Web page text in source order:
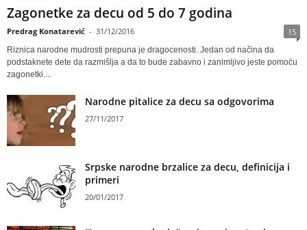
Zagonetke za decu od 5 do 7 godina
Predrag Konatarević - 31/12/2016 15
Riznica narodne mudrosti prepuna je dragocenosti. Jedan od načina da
podstaknete dete da razmišlja a da to bude zabavno i zanimljivo jeste pomoću
zagonetki....
Narodne pitalice za decu sa odgovorima
27/11/2017
Srpske narodne brzalice za decu, definicija i
primeri
20/01/2017